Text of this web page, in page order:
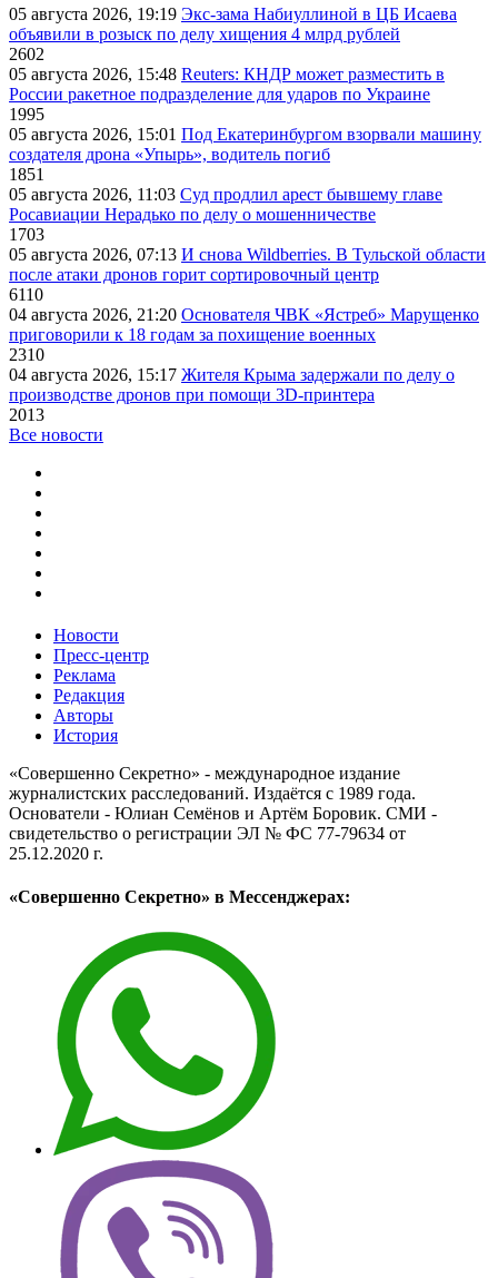
05 августа 2026, 19:19 Экс-зама Набиуллиной в ЦБ Исаева
объявили в розыск по делу хищения 4 млрд рублей
2602
05 августа 2026, 15:48 Reuters: КНДР может разместить в
России ракетное подразделение для ударов по Украине
1995
05 августа 2026, 15:01 Под Екатеринбургом взорвали машину
создателя дрона «Упырь», водитель погиб
1851
05 августа 2026, 11:03 Суд продлил арест бывшему главе
Росавиации Нерадько по делу о мошенничестве
1703
05 августа 2026, 07:13 И снова Wildberries. В Тульской области
после атаки дронов горит сортировочный центр
6110
04 августа 2026, 21:20 Основателя ЧВК «Ястреб» Марущенко
приговорили к 18 годам за похищение военных
2310
04 августа 2026, 15:17 Жителя Крыма задержали по делу о
производстве дронов при помощи 3D‑принтера
2013
Все новости
Новости
Пресс-центр
Реклама
Редакция
Авторы
История
«Совершенно Секретно» - международное издание
журналистских расследований. Издаётся с 1989 года.
Основатели - Юлиан Семёнов и Артём Боровик. CМИ -
свидетельство о регистрации ЭЛ № ФС 77-79634 от
25.12.2020 г.
«Совершенно Секретно» в Мессенджерах: